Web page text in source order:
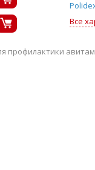
Все
профилактики